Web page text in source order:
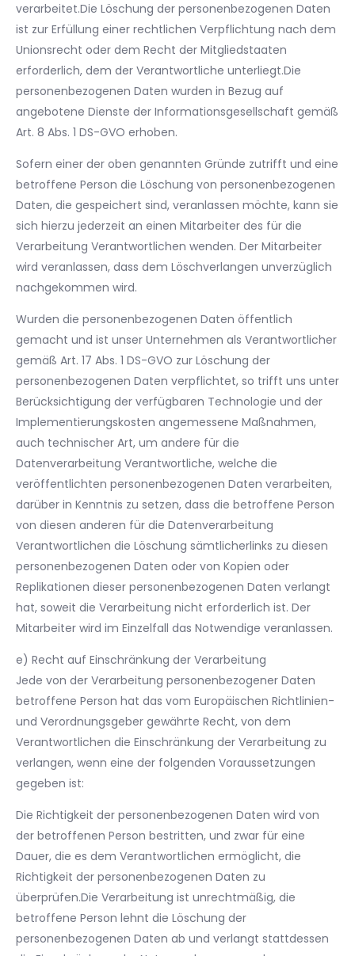
verarbeitet.Die Löschung der personenbezogenen Daten
ist zur Erfüllung einer rechtlichen Verpflichtung nach dem
Unionsrecht oder dem Recht der Mitgliedstaaten
erforderlich, dem der Verantwortliche unterliegt.Die
personenbezogenen Daten wurden in Bezug auf
angebotene Dienste der Informationsgesellschaft gemäß
Art. 8 Abs. 1 DS-GVO erhoben.
Sofern einer der oben genannten Gründe zutrifft und eine
betroffene Person die Löschung von personenbezogenen
Daten, die gespeichert sind, veranlassen möchte, kann sie
sich hierzu jederzeit an einen Mitarbeiter des für die
Verarbeitung Verantwortlichen wenden. Der Mitarbeiter
wird veranlassen, dass dem Löschverlangen unverzüglich
nachgekommen wird.
Wurden die personenbezogenen Daten öffentlich
gemacht und ist unser Unternehmen als Verantwortlicher
gemäß Art. 17 Abs. 1 DS-GVO zur Löschung der
personenbezogenen Daten verpflichtet, so trifft uns unter
Berücksichtigung der verfügbaren Technologie und der
Implementierungskosten angemessene Maßnahmen,
auch technischer Art, um andere für die
Datenverarbeitung Verantwortliche, welche die
veröffentlichten personenbezogenen Daten verarbeiten,
darüber in Kenntnis zu setzen, dass die betroffene Person
von diesen anderen für die Datenverarbeitung
Verantwortlichen die Löschung sämtlicherlinks zu diesen
personenbezogenen Daten oder von Kopien oder
Replikationen dieser personenbezogenen Daten verlangt
hat, soweit die Verarbeitung nicht erforderlich ist. Der
Mitarbeiter wird im Einzelfall das Notwendige veranlassen.
e) Recht auf Einschränkung der Verarbeitung
Jede von der Verarbeitung personenbezogener Daten
betroffene Person hat das vom Europäischen Richtlinien-
und Verordnungsgeber gewährte Recht, von dem
Verantwortlichen die Einschränkung der Verarbeitung zu
verlangen, wenn eine der folgenden Voraussetzungen
gegeben ist:
Die Richtigkeit der personenbezogenen Daten wird von
der betroffenen Person bestritten, und zwar für eine
Dauer, die es dem Verantwortlichen ermöglicht, die
Richtigkeit der personenbezogenen Daten zu
überprüfen.Die Verarbeitung ist unrechtmäßig, die
betroffene Person lehnt die Löschung der
personenbezogenen Daten ab und verlangt stattdessen